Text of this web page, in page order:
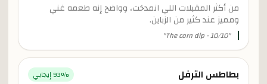
من أكثر المقبلات اللي انمدحَت، وواضح إنه طعمه غني
ومميز عند كثير من الزباين.
"
The corn dip - 10/10
"
بطاطس الترفل 93% إيجابي